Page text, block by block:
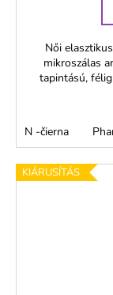
Női
mikroszálas
tapintású,
N -čierna
KIÁRUSÍTÁS